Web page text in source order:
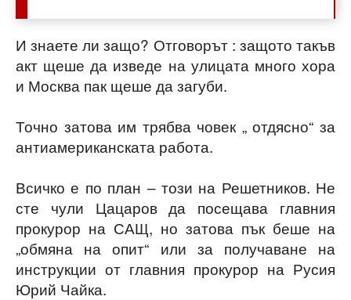
И знаете ли защо? Отговорът : защото такъв
акт щеше да изведе на улицата много хора
и Москва пак щеше да загуби.
Точно затова им трябва човек „ отдясно“ за
антиамериканската работа.
Всичко е по план – този на Решетников. Не
сте чули Цацаров да посещава главния
прокурор на САЩ, но затова пък беше на
„обмяна на опит“ или за получаване на
инструкции от главния прокурор на Русия
Юрий Чайка.